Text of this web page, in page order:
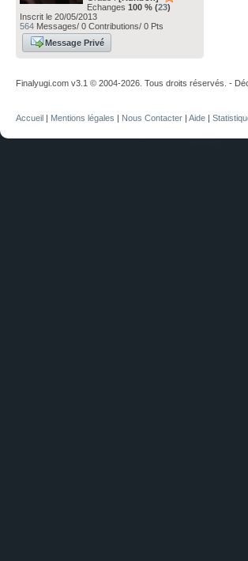
Echanges 100 % (23)
Inscrit le 20/05/2013
564 Messages/ 0 Contributions/ 0 Pts
Message Privé
Finalyugi.com v3.1 © 2004-2026. Tous droits réservés. -
Accueil | Mentions légales | Nous Contacter | Aide |